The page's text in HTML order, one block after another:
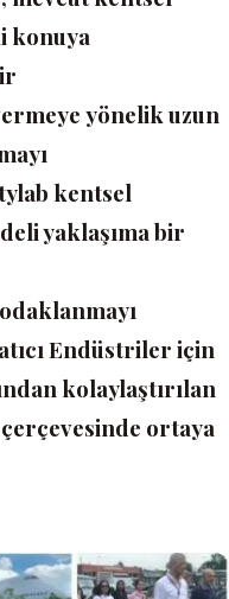
konuya
yönelik uzun
kentsel
yaklaşıma bir
Endüstriler için
kolaylaştırılan
ortaya